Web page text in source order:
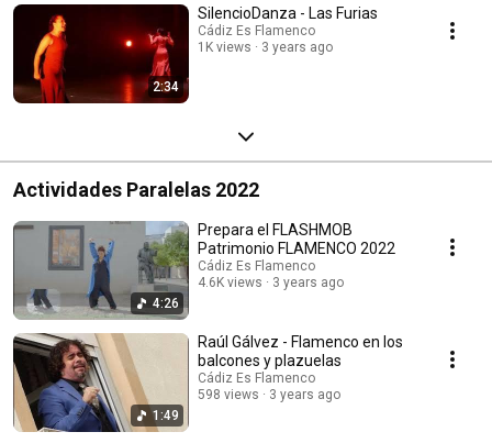
2:34
SilencioDanza - Las Furias
Cádiz Es Flamenco
1K views
3 years ago
Actividades Paralelas 2022
4:26
Prepara el FLASHMOB
Patrimonio FLAMENCO 2022
Cádiz Es Flamenco
4.6K views
3 years ago
1:49
Raúl Gálvez - Flamenco en los
balcones y plazuelas
Cádiz Es Flamenco
598 views
3 years ago